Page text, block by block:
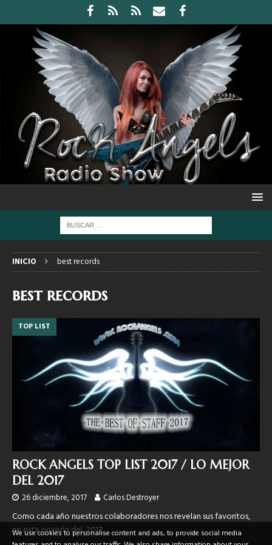
INICIO best records
best records
TOP LIST
ROCK ANGELS TOP LIST 2017 / LO MEJOR
DEL 2017
26 diciembre, 2017 Carlos Destroyer
Como cada año nuestros colaboradores nos revelan sus favoritos,
en esta ocasión del 2017.
We use cookies to personalise content and ads, to provide social media